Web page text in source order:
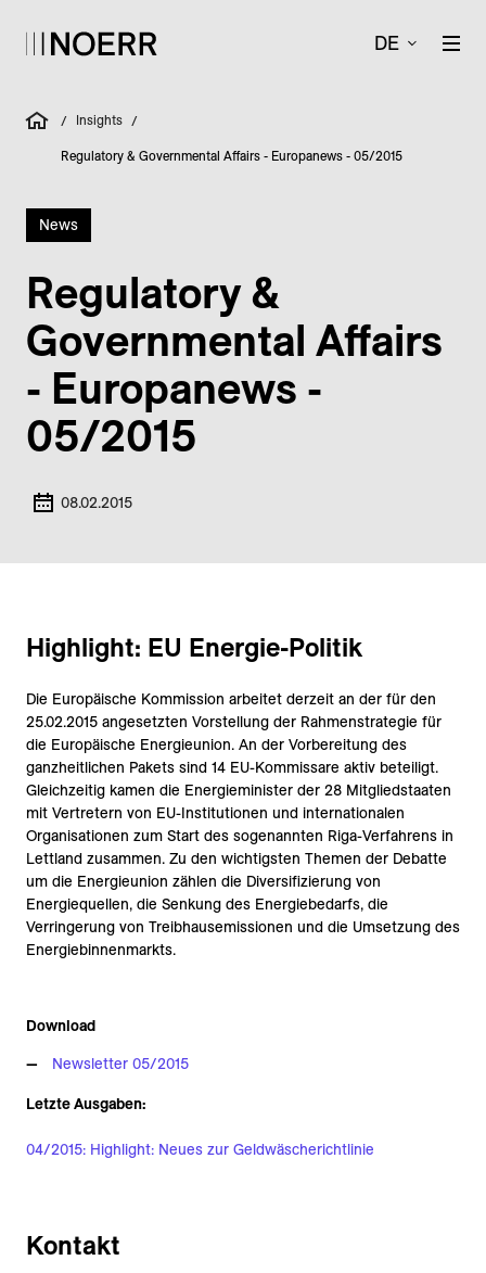
DE
/ Insights /
Regulatory & Governmental Affairs - Europanews - 05/2015
News
Regulatory &
Governmental Affairs
- Europanews -
05/2015
08.02.2015
Highlight: EU Energie-Politik
Die Europäische Kommission arbeitet derzeit an der für den
25.02.2015 angesetzten Vorstellung der Rahmenstrategie für
die Europäische Energieunion. An der Vorbereitung des
ganzheitlichen Pakets sind 14 EU-Kommissare aktiv beteiligt.
Gleichzeitig kamen die Energieminister der 28 Mitgliedstaaten
mit Vertretern von EU-Institutionen und internationalen
Organisationen zum Start des sogenannten Riga-Verfahrens in
Lettland zusammen. Zu den wichtigsten Themen der Debatte
um die Energieunion zählen die Diversifizierung von
Energiequellen, die Senkung des Energiebedarfs, die
Verringerung von Treibhausemissionen und die Umsetzung des
Energiebinnenmarkts.
Download
Newsletter 05/2015
Letzte Ausgaben:
04/2015: Highlight: Neues zur Geldwäscherichtlinie
Kontakt